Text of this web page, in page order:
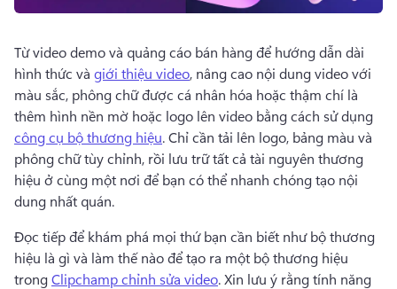
Từ video demo và quảng cáo bán hàng để hướng dẫn dài
hình thức và giới thiệu video, nâng cao nội dung video với
màu sắc, phông chữ được cá nhân hóa hoặc thậm chí là
thêm hình nền mờ hoặc logo lên video bằng cách sử dụng
công cụ bộ thương hiệu. Chỉ cần tải lên logo, ​​bảng màu và
phông chữ tùy chỉnh, rồi lưu trữ tất cả tài nguyên thương
hiệu ở cùng một nơi để bạn có thể nhanh chóng tạo nội
dung nhất quán.
Đọc tiếp để khám phá mọi thứ bạn cần biết như bộ thương
hiệu là gì và làm thế nào để tạo ra một bộ thương hiệu
trong Clipchamp chỉnh sửa video. Xin lưu ý rằng tính năng